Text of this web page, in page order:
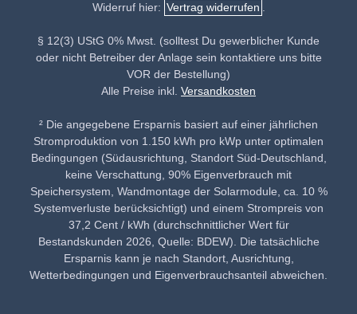
Widerruf hier: Vertrag widerrufen
§ 12(3) UStG 0% Mwst. (solltest Du gewerblicher Kunde
oder nicht Betreiber der Anlage sein kontaktiere uns bitte
VOR der Bestellung)
Alle Preise inkl. Versandkosten
² Die angegebene Ersparnis basiert auf einer jährlichen
Stromproduktion von 1.150 kWh pro kWp unter optimalen
Bedingungen (Südausrichtung, Standort Süd-Deutschland,
keine Verschattung, 90% Eigenverbrauch mit
Speichersystem, Wandmontage der Solarmodule, ca. 10 %
Systemverluste berücksichtigt) und einem Strompreis von
37,2 Cent / kWh (durchschnittlicher Wert für
Bestandskunden 2026, Quelle: BDEW). Die tatsächliche
Ersparnis kann je nach Standort, Ausrichtung,
Wetterbedingungen und Eigenverbrauchsanteil abweichen.